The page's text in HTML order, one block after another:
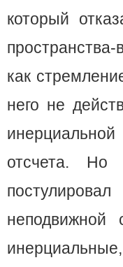
который
как
него не
отсчета.
неподвижной